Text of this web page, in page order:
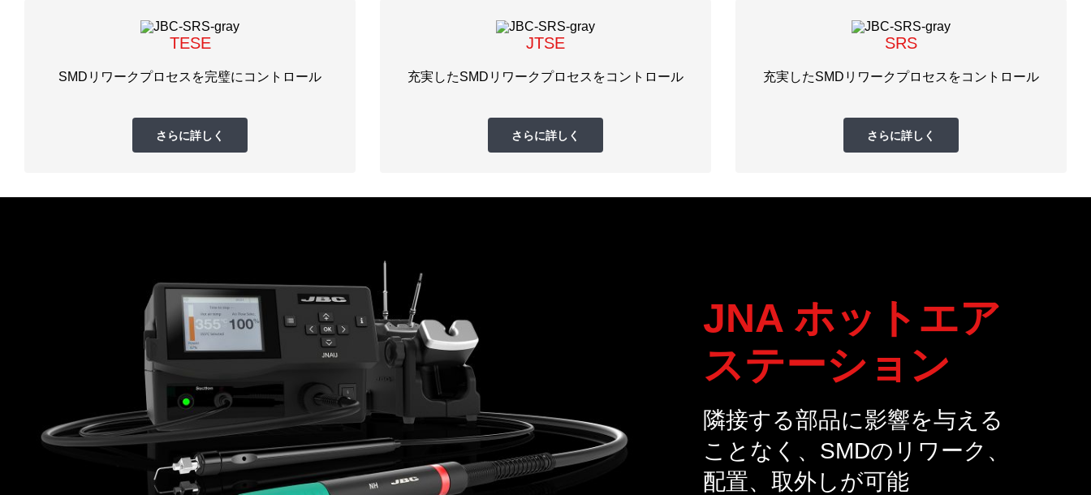
TESE
SMDリワークプロセスを完璧にコントロール
さらに詳しく
JTSE
充実したSMDリワークプロセスをコントロール
さらに詳しく
SRS
充実したSMDリワークプロセスをコントロール
さらに詳しく
JNA ホットエア
ステーション
隣接する部品に影響を与える
ことなく、SMDのリワーク、
配置、取外しが可能